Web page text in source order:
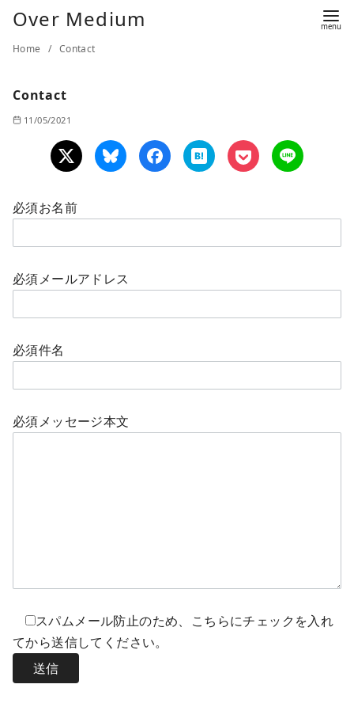
Over Medium
Home Contact
Contact
11/05/2021
必須お名前
必須メールアドレス
必須件名
必須メッセージ本文
スパムメール防止のため、こちらにチェックを入れ
てから送信してください。